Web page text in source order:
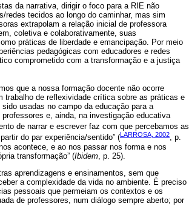
da narrativa, dirigir o foco para a RIE não
redes tecidos ao longo do caminhar, mas sim
extrapolam a relação inicial de professora
coletiva e colaborativamente, suas
práticas de liberdade e emancipação. Por meio
pedagógicas com educadores e redes
comprometido com a transformação e a justiça
que a nossa formação docente não ocorre
trabalho de reflexividade crítica sobre as práticas e
usadas no campo da educação para a
e, ainda, na investigação educativa
de narrar e escrever faz com que percebamos as
do par experiência/sentido” (LARROSA, 2002, p.
acontece, e ao nos passar nos forma e nos
transformação” (Ibidem , p. 25).
aprendizagens e ensinamentos, sem que
a complexidade da vida no ambiente. É preciso
pessoais que permeiam os contextos e os
de professores, num diálogo sempre aberto; por